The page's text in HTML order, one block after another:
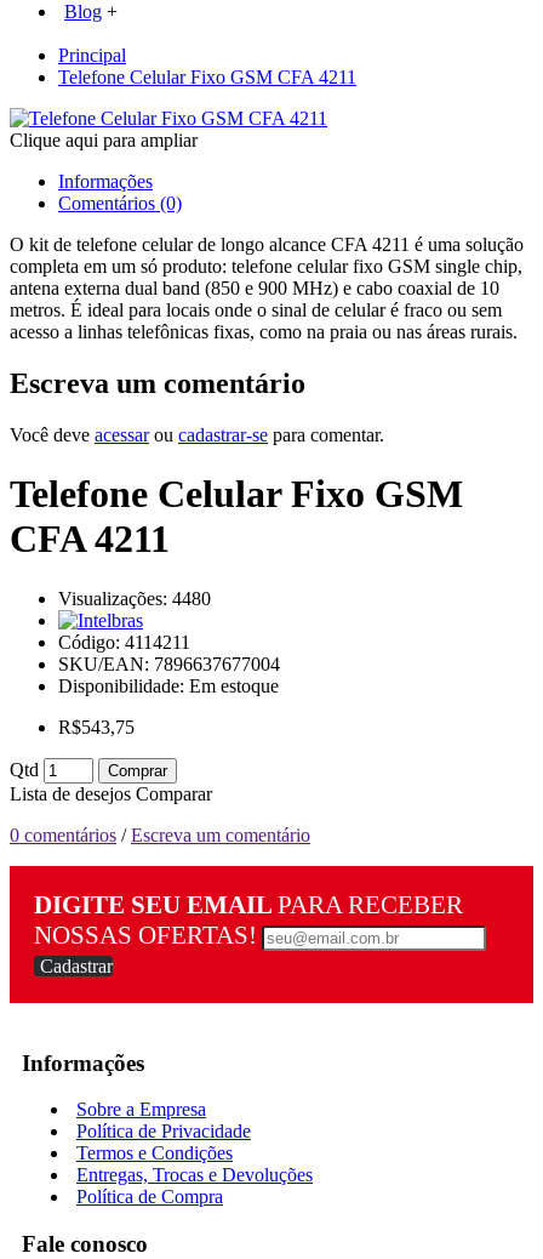
Blog +
Principal
Telefone Celular Fixo GSM CFA 4211
Clique aqui para ampliar
Informações
Comentários (0)
O kit de telefone celular de longo alcance CFA 4211 é uma solução
completa em um só produto: telefone celular fixo GSM single chip,
antena externa dual band (850 e 900 MHz) e cabo coaxial de 10
metros. É ideal para locais onde o sinal de celular é fraco ou sem
acesso a linhas telefônicas fixas, como na praia ou nas áreas rurais.
Escreva um comentário
Você deve acessarou cadastrar-se para comentar.
Telefone Celular Fixo GSM
CFA 4211
Visualizações: 4480
Código: 4114211
SKU/EAN: 7896637677004
Disponibilidade: Em estoque
R$543,75
Qtd Comprar
Lista de desejos Comparar
0 comentários /Escreva um comentário
DIGITE SEU EMAIL PARA RECEBER
NOSSAS OFERTAS!
Cadastrar
Informações
Sobre a Empresa
Política de Privacidade
Termos e Condições
Entregas, Trocas e Devoluções
Política de Compra
Fale conosco